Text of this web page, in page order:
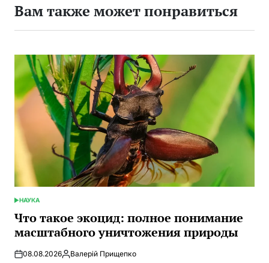
Вам также может понравиться
ОПУБЛИКОВАНО
В
НАУКА
Что такое экоцид: полное понимание
масштабного уничтожения природы
08.08.2026Запись
Валерій Прищепко